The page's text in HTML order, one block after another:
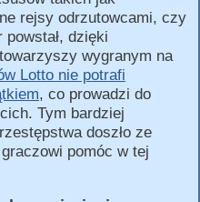
rejsy odrzutowcami, czy
powstał, dzięki
wygranym na
Lotto nie potrafi
, co prowadzi do
Tym bardziej
doszło ze
pomóc w tej